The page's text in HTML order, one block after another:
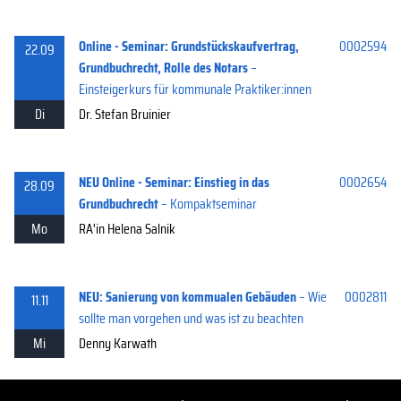
22.09
Online - Seminar: Grundstückskaufvertrag,
Grundbuchrecht, Rolle des Notars–
Einsteigerkurs für kommunale Praktiker:innen
0002594
Di Dr. Stefan Bruinier
28.09
NEU Online - Seminar: Einstieg in das
Grundbuchrecht– Kompaktseminar
0002654
Mo RA'in Helena Salnik
11.11 NEU: Sanierung von kommualen Gebäuden– Wie
sollte man vorgehen und was ist zu beachten
0002811
Mi Denny Karwath